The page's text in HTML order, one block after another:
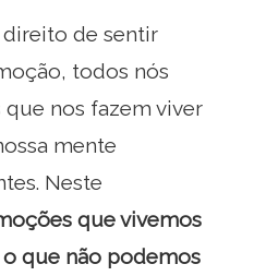
de sentir
todos nós
nos fazem viver
mente
Neste
que vivemos
que não podemos